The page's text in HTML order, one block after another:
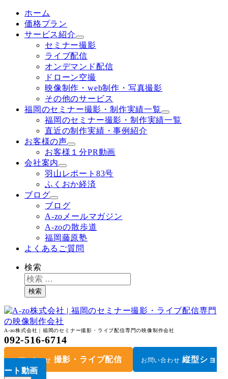
ホーム
価格プラン
サービス紹介
セミナー撮影
ライブ配信
オンデマンド配信
ドローン空撮
映像制作・web制作・写真撮影
その他のサービス
福岡のセミナー撮影・制作実績一覧
福岡のセミナー撮影・制作実績一覧
直近の制作実績・事例紹介
お客様の声
お客様１分PR動画
会社案内
羽山レポート83号
ふくおか経済
ブログ
ブログ
A-zoメールマガジン
A-zoの散歩道
福岡藤原塾
よくあるご質問
検索
検索
A-zo株式会社 | 福岡のセミナー撮影・ライブ配信専門の映像制作会社
092-516-6714
お問い合わせ 撮影・ライブ配信 お問い合わせ 縦型ショ
ート動画